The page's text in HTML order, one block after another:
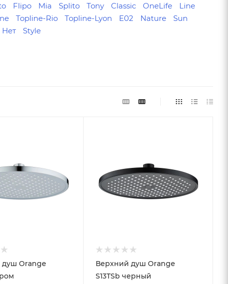
Flipo Mia Splito Tony Classic OneLife
Line
Topline-Rio Topline-Lyon E02 Nature
Sun
Нет Style
Orange
Верхний душ Orange
S13TSb черный